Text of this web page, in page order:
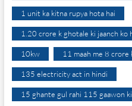
1 unit ka kitna rupya hota hai
1.20 crore k ghotale ki jaanch ko
10kw 11 maah me 8 crore
135 electricity act in hindi
15 ghante gul rahi 115 gaawon